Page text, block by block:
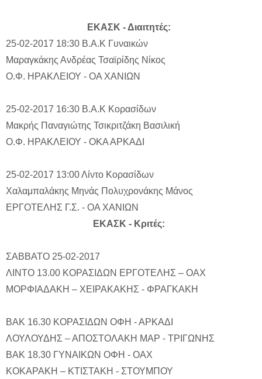
ΕΚΑΣΚ - Διαιτητές:
25-02-2017 18:30 Β.Α.Κ Γυναικών
Μαραγκάκης Ανδρέας Τσαϊρίδης Νίκος
Ο.Φ. ΗΡΑΚΛΕΙΟΥ - ΟΑ ΧΑΝΙΩΝ
25-02-2017 16:30 Β.Α.Κ Κορασίδων
Μακρής Παναγιώτης Τσικριτζάκη Βασιλική
Ο.Φ. ΗΡΑΚΛΕΙΟΥ - ΟΚΑ ΑΡΚΑΔΙ
25-02-2017 13:00Λίντο Κορασίδων
Χαλαμπαλάκης Μηνάς Πολυχρονάκης Μάνος
ΕΡΓΟΤΕΛΗΣ Γ.Σ. - ΟΑ ΧΑΝΙΩΝ
ΕΚΑΣΚ - Κριτές:
ΣΑΒΒΑΤΟ 25-02-2017
ΛΙΝΤΟ 13.00 ΚΟΡΑΣΙΔΩΝ ΕΡΓΟΤΕΛΗΣ – ΟΑΧ
ΜΟΡΦΙΑΔΑΚΗ – ΧΕΙΡΑΚΑΚΗΣ - ΦΡΑΓΚΑΚΗ
ΒΑΚ 16.30 ΚΟΡΑΣΙΔΩΝ ΟΦΗ - ΑΡΚΑΔΙ
ΛΟΥΛΟΥΔΗΣ – ΑΠΟΣΤΟΛΑΚΗ ΜΑΡ - ΤΡΙΓΩΝΗΣ
ΒΑΚ 18.30 ΓΥΝΑΙΚΩΝ ΟΦΗ - ΟΑΧ
ΚΟΚΑΡΑΚΗ – ΚΤΙΣΤΑΚΗ - ΣΤΟΥΜΠΟΥ